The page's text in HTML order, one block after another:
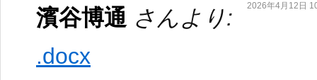
濱谷博通 さんより: 2026年4月12日
.docx